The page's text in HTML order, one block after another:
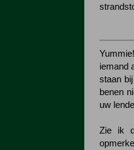
iemand
staan
benen
uw
Zie ik